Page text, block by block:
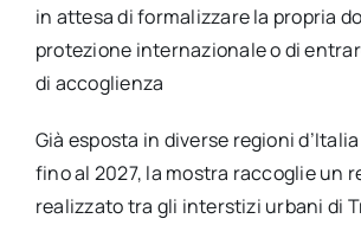
in attesa di formalizzare la propria
protezione internazionale o di
di accoglienza
Già esposta in diverse regioni
fino al 2027, la mostra raccoglie un
realizzato tra gli interstizi urbani di